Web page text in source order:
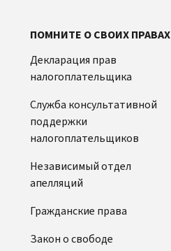
ПОМНИТЕ О СВОИХ ПРАВАХ
Декларация прав
налогоплательщика
Служба консультативной
поддержки
налогоплательщиков
Независимый отдел
апелляций
Гражданские права
Закон о свободе